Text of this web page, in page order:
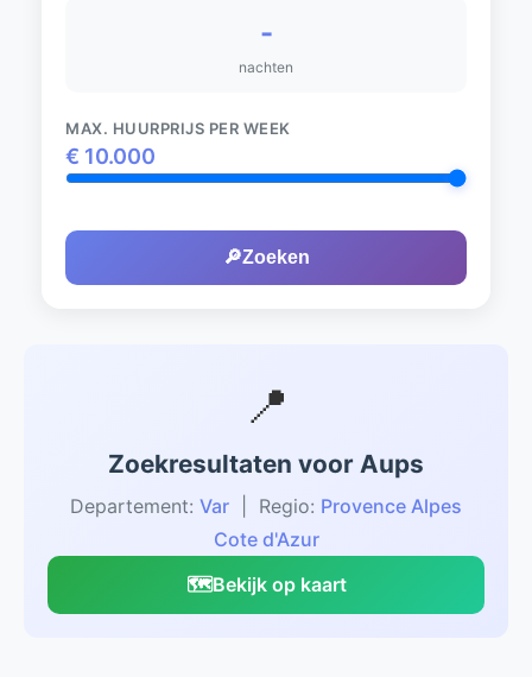
-
nachten
MAX. HUURPRIJS PER WEEK
€ 10.000
🔎Zoeken
📍
Zoekresultaten voor Aups
Departement: Var | Regio: Provence Alpes
Cote d'Azur
🗺️Bekijk op kaart